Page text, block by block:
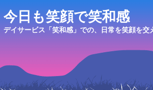
今日も笑顔で笑和感
デイサービス「笑和感」での、日常を笑顔を交